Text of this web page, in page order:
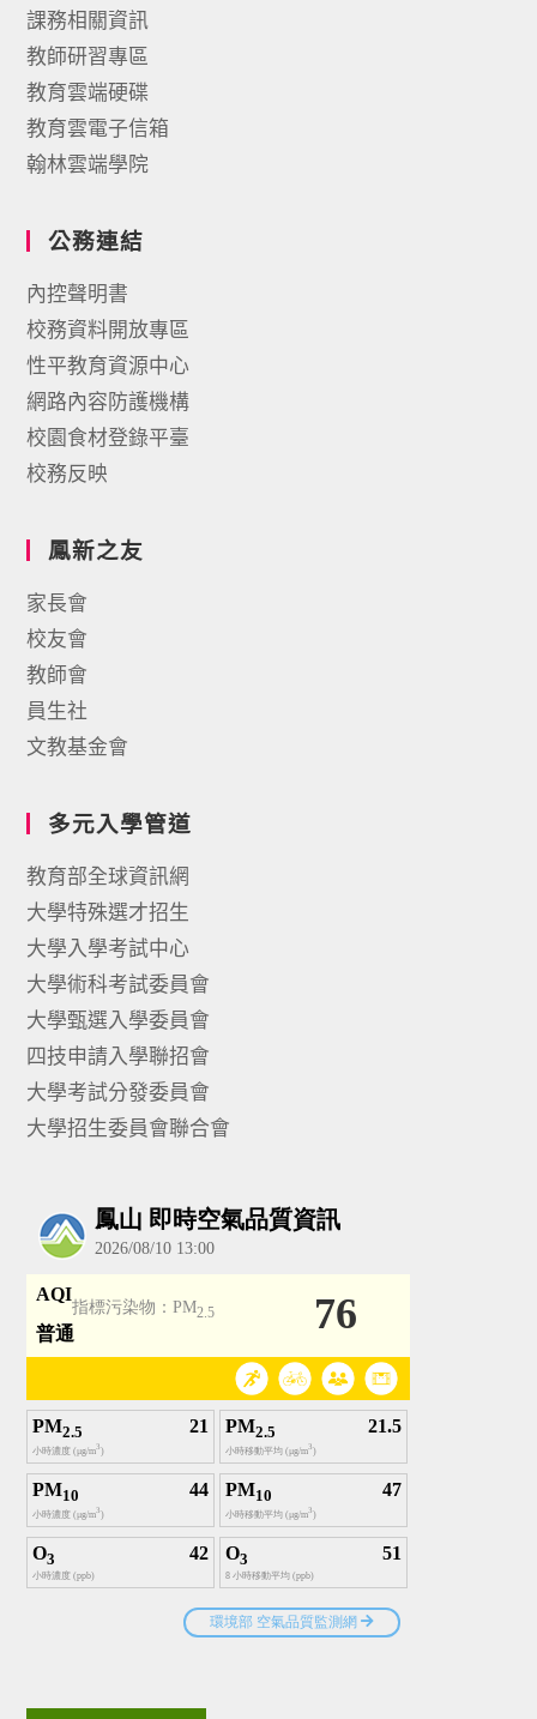
課務相關資訊
教師研習專區
教育雲端硬碟
教育雲電子信箱
翰林雲端學院
公務連結
內控聲明書
校務資料開放專區
性平教育資源中心
網路內容防護機構
校園食材登錄平臺
校務反映
鳳新之友
家長會
校友會
教師會
員生社
文教基金會
多元入學管道
教育部全球資訊網
大學特殊選才招生
大學入學考試中心
大學術科考試委員會
大學甄選入學委員會
四技申請入學聯招會
大學考試分發委員會
大學招生委員會聯合會